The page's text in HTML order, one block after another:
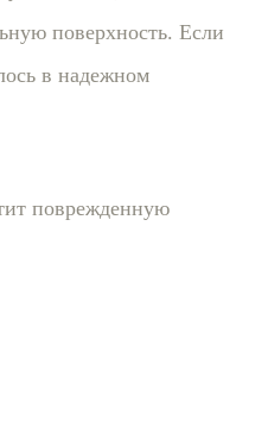
поверхность. Если
в надежном
поврежденную